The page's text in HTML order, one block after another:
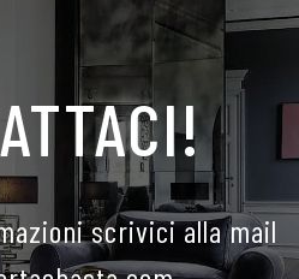
scrivici alla mail